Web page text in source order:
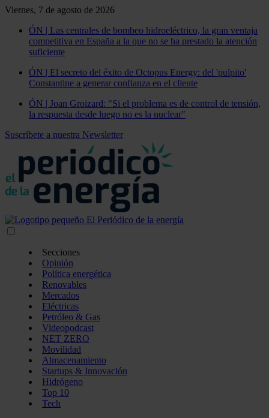
Viernes, 7 de agosto de 2026
ÓN | Las centrales de bombeo hidroeléctrico, la gran ventaja
competitiva en España a la que no se ha prestado la atención
suficiente
ÓN | El secreto del éxito de Octopus Energy: del 'pulpito'
Constantine a generar confianza en el cliente
ÓN | Joan Groizard: "Si el problema es de control de tensión,
la respuesta desde luego no es la nuclear"
Suscríbete a nuestra Newsletter
Secciones
Opinión
Política energética
Renovables
Mercados
Eléctricas
Petróleo & Gas
Videopodcast
NET ZERO
Movilidad
Almacenamiento
Startups & Innovación
Hidrógeno
Top 10
Tech